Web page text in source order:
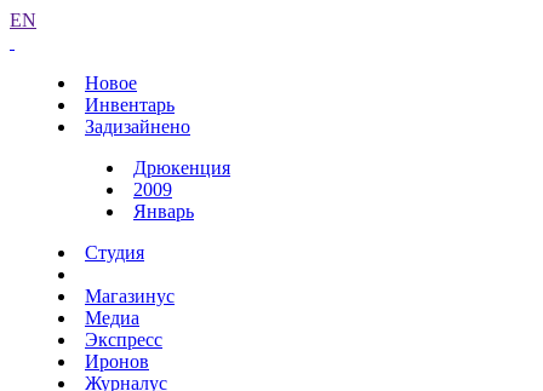
EN
Новое
Инвентарь
Задизайнено
Дрюкенция
2009
Январь
Студия
Магазинус
Медиа
Экспресс
Иронов
Журналус